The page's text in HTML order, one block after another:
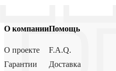
О компании
О проекте
Гарантии
Помощь
F.A.Q.
Доставка